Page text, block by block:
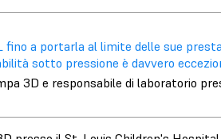
a portarla al limite delle sue
sotto pressione è davvero
3D e responsabile di laboratorio